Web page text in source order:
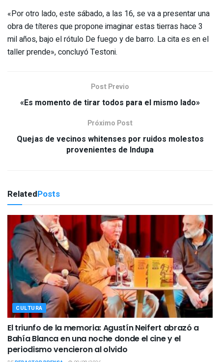
«Por otro lado, este sábado, a las 16, se va a presentar una
obra de títeres que propone imaginar estas tierras hace 3
mil años, bajo el rótulo De fuego y de barro. La cita es en el
taller prende», concluyó Testoni.
Post Previo
«Es momento de tirar todos para el mismo lado»
Próximo Post
Quejas de vecinos whitenses por ruidos molestos
provenientes de Indupa
RelatedPosts
CULTURA
El triunfo de la memoria: Agustín Neifert abrazó a
Bahía Blanca en una noche donde el cine y el
periodismo vencieron al olvido